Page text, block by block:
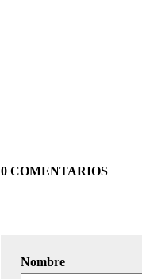
0 COMENTARIOS
Nombre